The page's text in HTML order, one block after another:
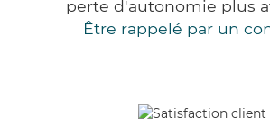
perte d'autonomie plus
Être rappelé par un